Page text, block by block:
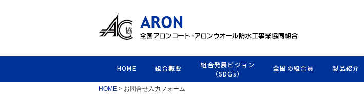
HOME 組合概要
組合発展ビジョン
（SDGs）
全国の組合員 製品紹介
HOME > お問合せ入力フォーム